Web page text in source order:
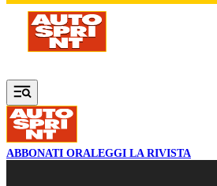
Vai al contenuto principale
ABBONATI ORALEGGI LA RIVISTA